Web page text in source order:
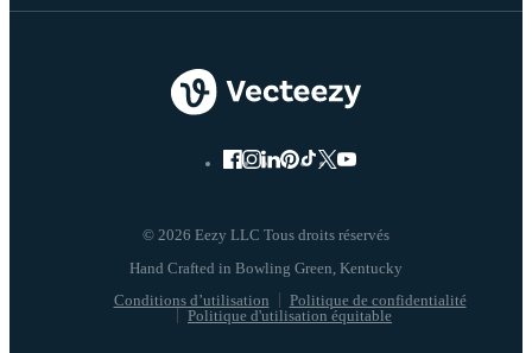
© 2026 Eezy LLC Tous droits réservés
Conditions d’utilisation
Politique de confidentialité
Politique d'utilisation équitable